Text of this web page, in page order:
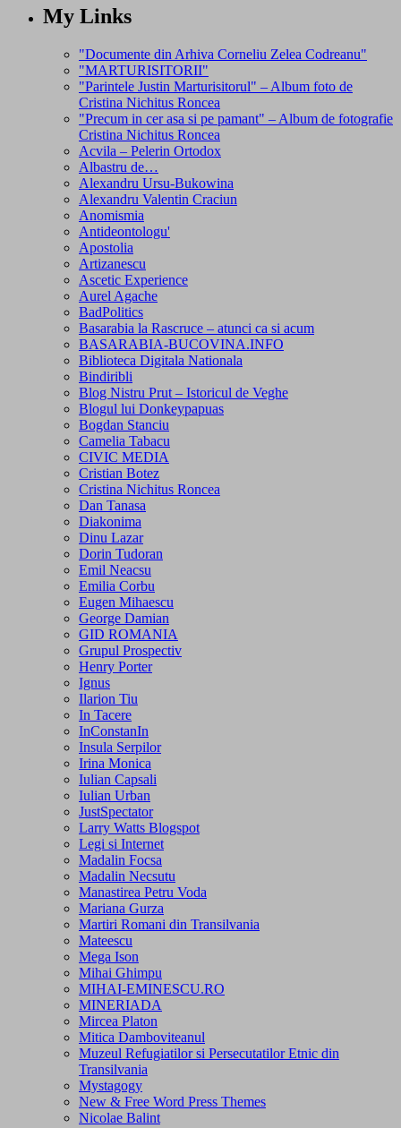
My Links
"Documente din Arhiva Corneliu Zelea Codreanu"
"MARTURISITORII"
"Parintele Justin Marturisitorul" – Album foto de
Cristina Nichitus Roncea
"Precum in cer asa si pe pamant" – Album de fotografie
Cristina Nichitus Roncea
Acvila – Pelerin Ortodox
Albastru de…
Alexandru Ursu-Bukowina
Alexandru Valentin Craciun
Anomismia
Antideontologu'
Apostolia
Artizanescu
Ascetic Experience
Aurel Agache
BadPolitics
Basarabia la Rascruce – atunci ca si acum
BASARABIA-BUCOVINA.INFO
Biblioteca Digitala Nationala
Bindiribli
Blog Nistru Prut – Istoricul de Veghe
Blogul lui Donkeypapuas
Bogdan Stanciu
Camelia Tabacu
CIVIC MEDIA
Cristian Botez
Cristina Nichitus Roncea
Dan Tanasa
Diakonima
Dinu Lazar
Dorin Tudoran
Emil Neacsu
Emilia Corbu
Eugen Mihaescu
George Damian
GID ROMANIA
Grupul Prospectiv
Henry Porter
Ignus
Ilarion Tiu
In Tacere
InConstanIn
Insula Serpilor
Irina Monica
Iulian Capsali
Iulian Urban
JustSpectator
Larry Watts Blogspot
Legi si Internet
Madalin Focsa
Madalin Necsutu
Manastirea Petru Voda
Mariana Gurza
Martiri Romani din Transilvania
Mateescu
Mega Ison
Mihai Ghimpu
MIHAI-EMINESCU.RO
MINERIADA
Mircea Platon
Mitica Damboviteanul
Muzeul Refugiatilor si Persecutatilor Etnic din
Transilvania
Mystagogy
New & Free Word Press Themes
Nicolae Balint